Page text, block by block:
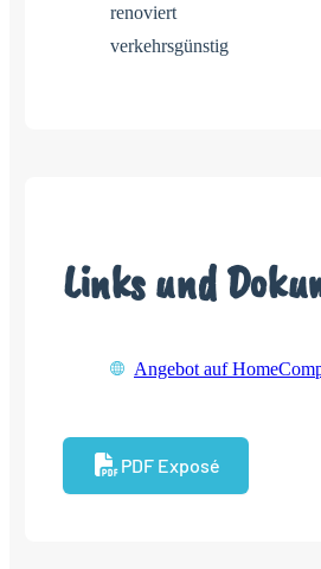
renoviert
verkehrsgünstig
Links und
Angebot auf
PDF Exposé